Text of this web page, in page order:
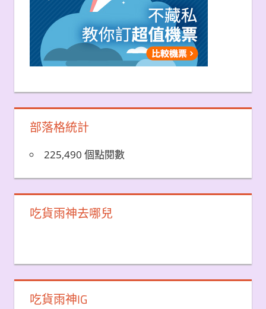
部落格統計
225,490 個點閱數
吃貨雨神去哪兒
吃貨雨神IG